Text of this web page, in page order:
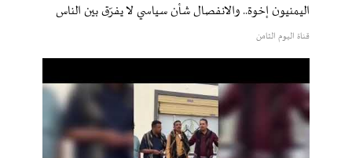
اليمنيون إخوة.. والانفصال شأن سياسي لا يفرّق بين الناس
قناة اليوم الثامن